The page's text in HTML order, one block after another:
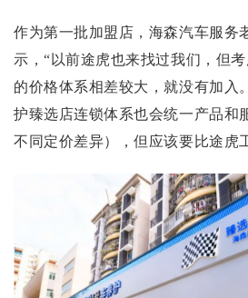
作为第一批加盟店，海森汽车服务
示，“以前途虎也来找过我们，但
的价格体系相差较大，就没有加入
护臻选店连锁体系也会统一产品和
不同定价差异），但应该要比途虎